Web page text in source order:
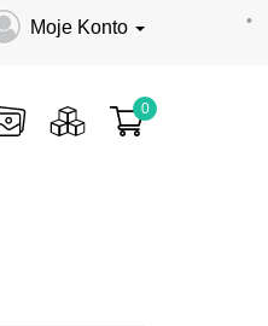
•
Moje Konto
0